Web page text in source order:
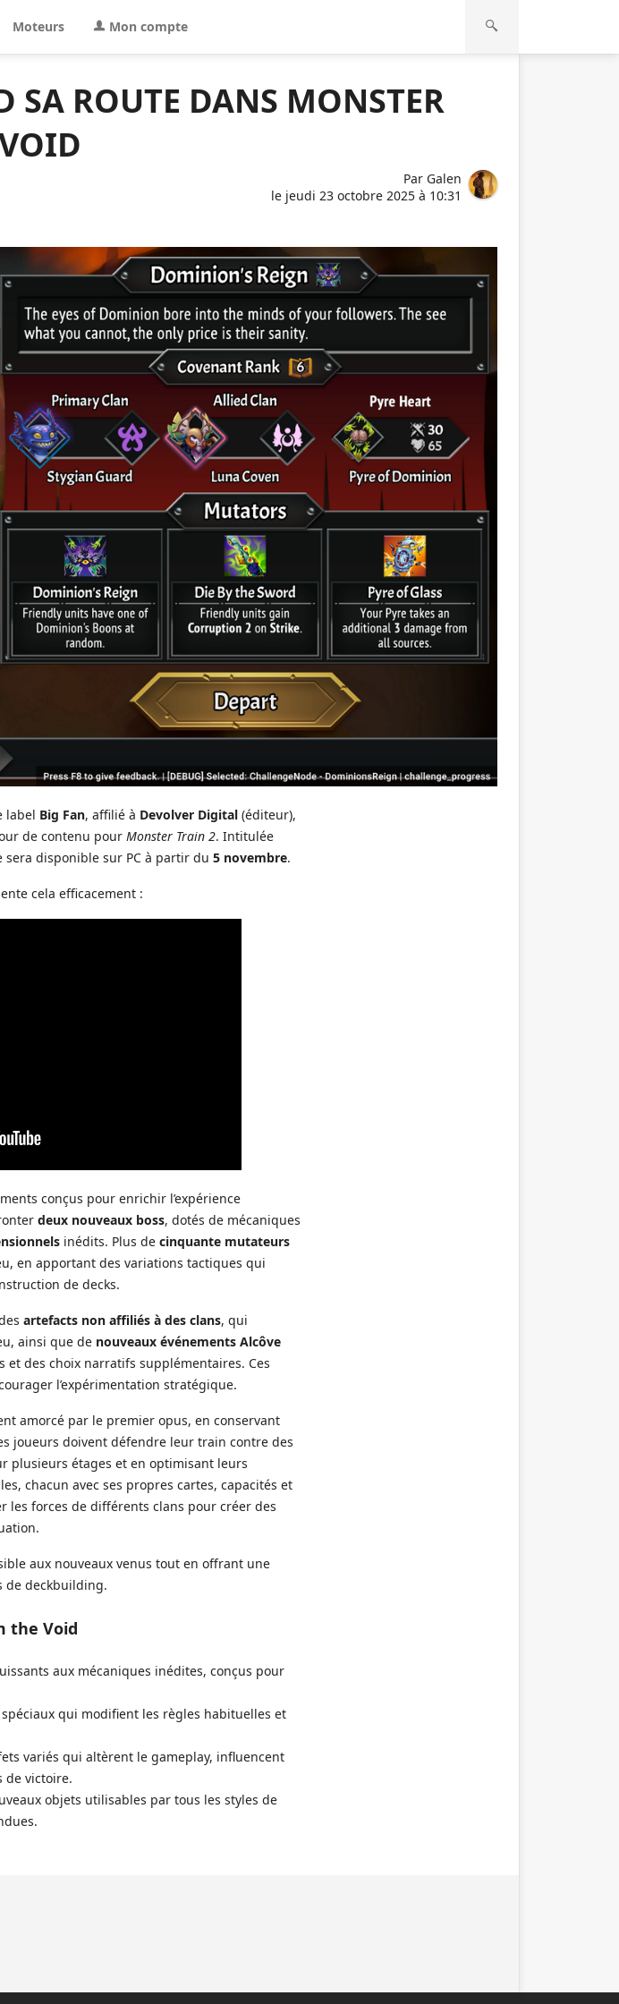
Moteurs Mon compte
SA ROUTE DANS MONSTER
Par Galen
le jeudi 23 octobre 2025 à 10:31
label Big Fan, affilié à Devolver Digital (éditeur),
de contenu pour Monster Train 2. Intitulée
disponible sur PC à partir du 5 novembre.
cela efficacement :
conçus pour enrichir l’expérience
deux nouveaux boss, dotés de mécaniques
inédits. Plus de cinquante mutateurs
en apportant des variations tactiques qui
de decks.
artefacts non affiliés à des clans, qui
ainsi que de nouveaux événements Alcôve
et des choix narratifs supplémentaires. Ces
l’expérimentation stratégique.
amorcé par le premier opus, en conservant
joueurs doivent défendre leur train contre des
plusieurs étages et en optimisant leurs
chacun avec ses propres cartes, capacités et
les forces de différents clans pour créer des
aux nouveaux venus tout en offrant une
de deckbuilding.
the Void
aux mécaniques inédites, conçus pour
qui modifient les règles habituelles et
variés qui altèrent le gameplay, influencent
de victoire.
objets utilisables par tous les styles de